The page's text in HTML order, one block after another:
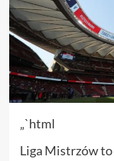
„`html
Liga Mistrzów